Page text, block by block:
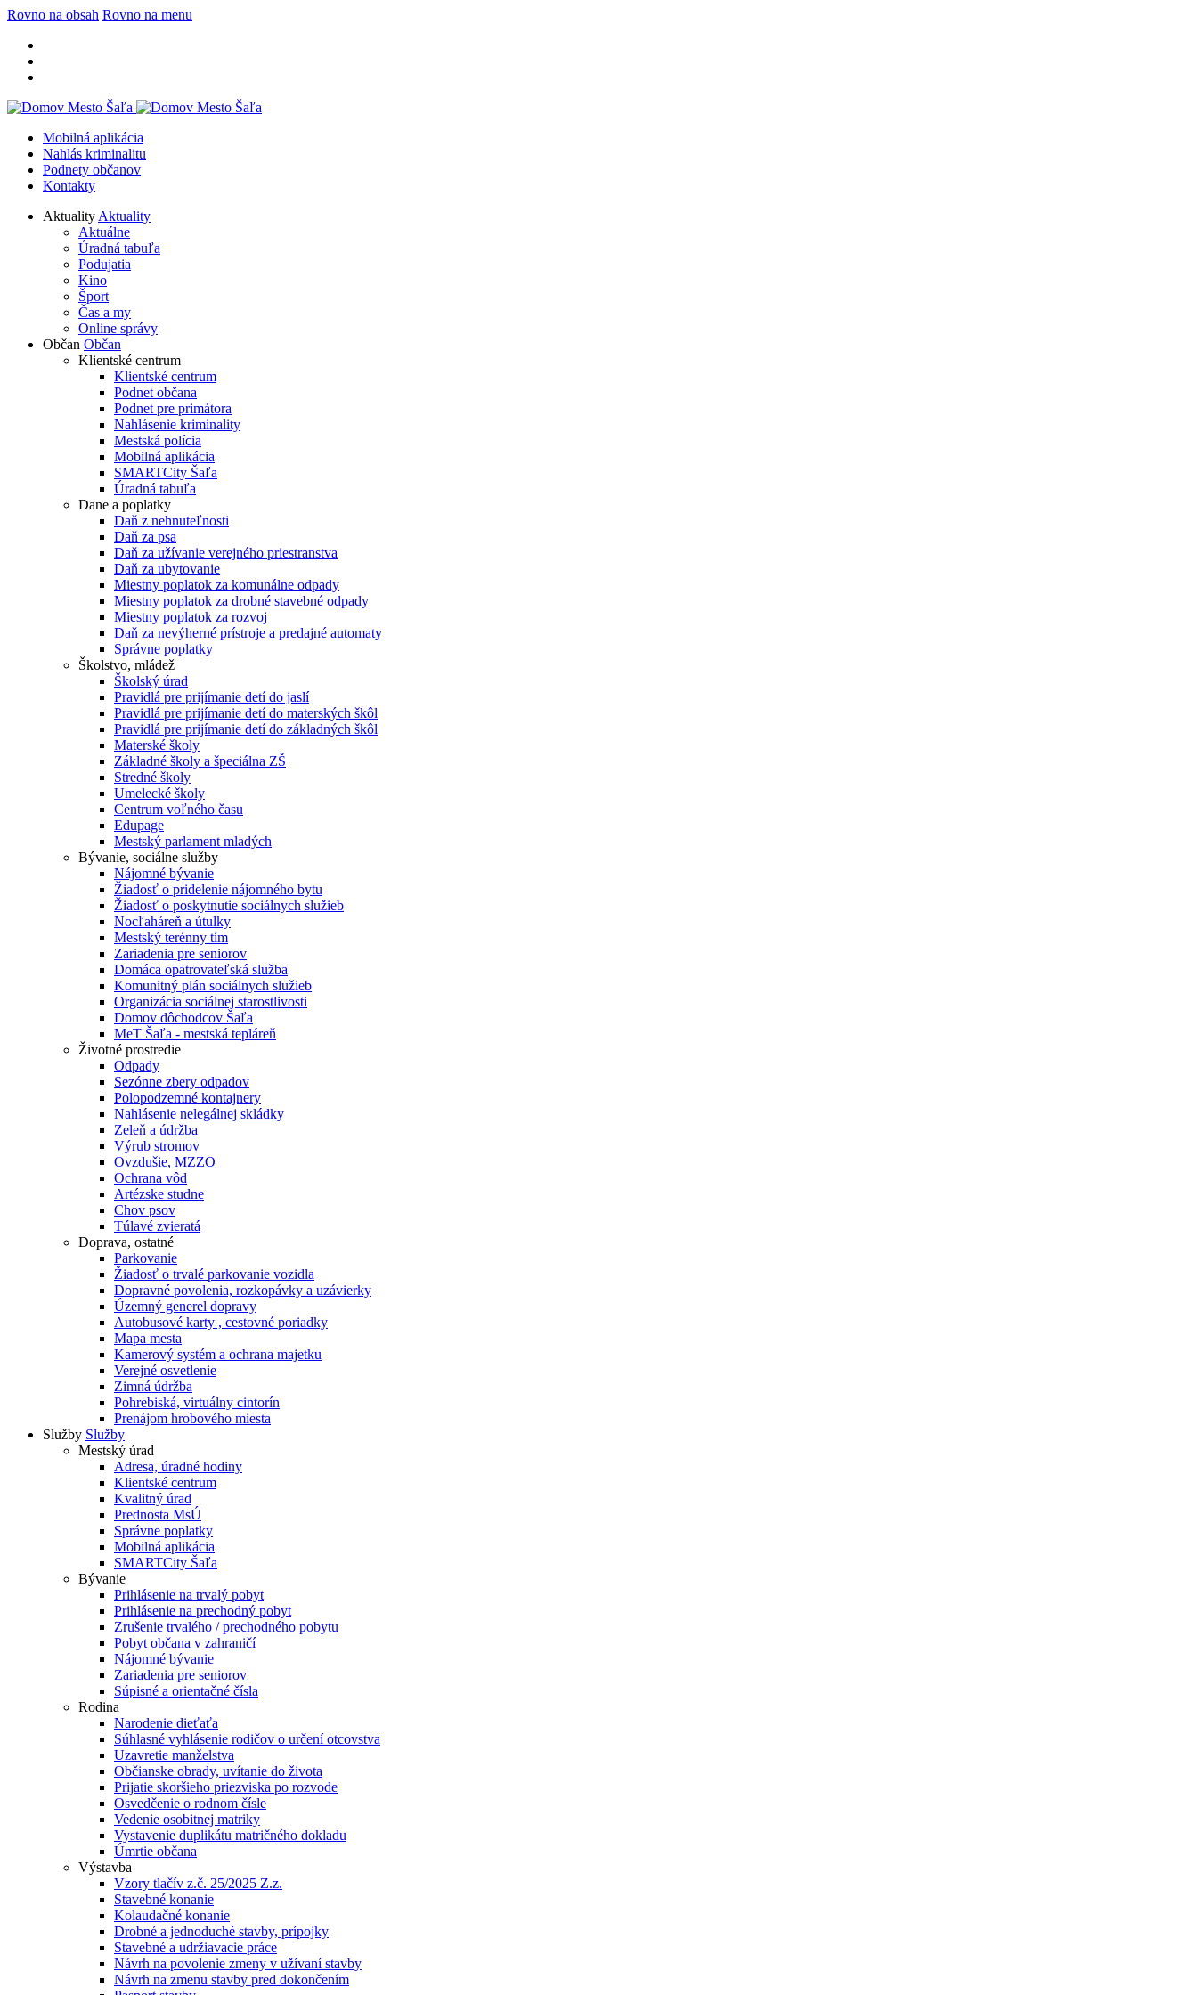
Rovno na obsah Rovno na menu
Mobilná aplikácia
Nahlás kriminalitu
Podnety občanov
Kontakty
Aktuality Aktuality
Aktuálne
Úradná tabuľa
Podujatia
Kino
Šport
Čas a my
Online správy
Občan Občan
Klientské centrum
Klientské centrum
Podnet občana
Podnet pre primátora
Nahlásenie kriminality
Mestská polícia
Mobilná aplikácia
SMARTCity Šaľa
Úradná tabuľa
Dane a poplatky
Daň z nehnuteľnosti
Daň za psa
Daň za užívanie verejného priestranstva
Daň za ubytovanie
Miestny poplatok za komunálne odpady
Miestny poplatok za drobné stavebné odpady
Miestny poplatok za rozvoj
Daň za nevýherné prístroje a predajné automaty
Správne poplatky
Školstvo, mládež
Školský úrad
Pravidlá pre prijímanie detí do jaslí
Pravidlá pre prijímanie detí do materských škôl
Pravidlá pre prijímanie detí do základných škôl
Materské školy
Základné školy a špeciálna ZŠ
Stredné školy
Umelecké školy
Centrum voľného času
Edupage
Mestský parlament mladých
Bývanie, sociálne služby
Nájomné bývanie
Žiadosť o pridelenie nájomného bytu
Žiadosť o poskytnutie sociálnych služieb
Nocľaháreň a útulky
Mestský terénny tím
Zariadenia pre seniorov
Domáca opatrovateľská služba
Komunitný plán sociálnych služieb
Organizácia sociálnej starostlivosti
Domov dôchodcov Šaľa
MeT Šaľa - mestská tepláreň
Životné prostredie
Odpady
Sezónne zbery odpadov
Polopodzemné kontajnery
Nahlásenie nelegálnej skládky
Zeleň a údržba
Výrub stromov
Ovzdušie, MZZO
Ochrana vôd
Artézske studne
Chov psov
Túlavé zvieratá
Doprava, ostatné
Parkovanie
Žiadosť o trvalé parkovanie vozidla
Dopravné povolenia, rozkopávky a uzávierky
Územný generel dopravy
Autobusové karty , cestovné poriadky
Mapa mesta
Kamerový systém a ochrana majetku
Verejné osvetlenie
Zimná údržba
Pohrebiská, virtuálny cintorín
Prenájom hrobového miesta
Služby Služby
Mestský úrad
Adresa, úradné hodiny
Klientské centrum
Kvalitný úrad
Prednosta MsÚ
Správne poplatky
Mobilná aplikácia
SMARTCity Šaľa
Bývanie
Prihlásenie na trvalý pobyt
Prihlásenie na prechodný pobyt
Zrušenie trvalého / prechodného pobytu
Pobyt občana v zahraničí
Nájomné bývanie
Zariadenia pre seniorov
Súpisné a orientačné čísla
Rodina
Narodenie dieťaťa
Súhlasné vyhlásenie rodičov o určení otcovstva
Uzavretie manželstva
Občianske obrady, uvítanie do života
Prijatie skoršieho priezviska po rozvode
Osvedčenie o rodnom čísle
Vedenie osobitnej matriky
Vystavenie duplikátu matričného dokladu
Úmrtie občana
Výstavba
Vzory tlačív z.č. 25/2025 Z.z.
Stavebné konanie
Kolaudačné konanie
Drobné a jednoduché stavby, prípojky
Stavebné a udržiavacie práce
Návrh na povolenie zmeny v užívaní stavby
Návrh na zmenu stavby pred dokončením